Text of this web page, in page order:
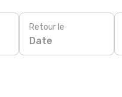
Retour le
Date